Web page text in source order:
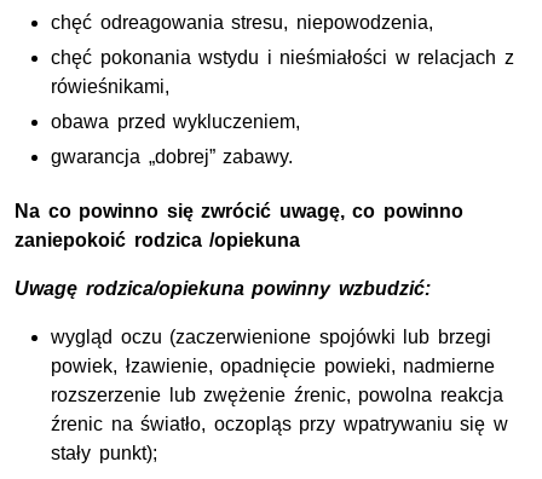
chęć odreagowania stresu, niepowodzenia,
chęć pokonania wstydu i nieśmiałości w relacjach z
rówieśnikami,
obawa przed wykluczeniem,
gwarancja „dobrej” zabawy.
Na co powinno się zwrócić uwagę, co powinno
zaniepokoić rodzica /opiekuna
Uwagę rodzica/opiekuna powinny wzbudzić:
wygląd oczu (zaczerwienione spojówki lub brzegi
powiek, łzawienie, opadnięcie powieki, nadmierne
rozszerzenie lub zwężenie źrenic, powolna reakcja
źrenic na światło, oczopląs przy wpatrywaniu się w
stały punkt);